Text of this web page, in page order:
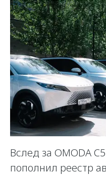
Вслед за OMODA
пополнил реестр